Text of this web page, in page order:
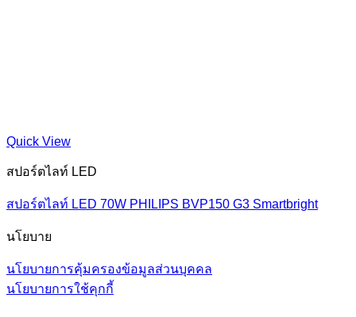
Quick View
สปอร์ตไลท์ LED
สปอร์ตไลท์ LED 70W PHILIPS BVP150 G3 Smartbright
นโยบาย
นโยบายการคุ้มครองข้อมูลส่วนบุคคล
นโยบายการใช้คุกกี้